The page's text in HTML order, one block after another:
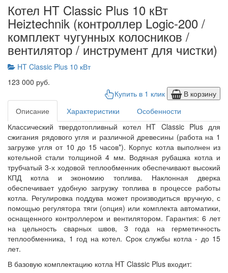
Котел HT Classic Plus 10 кВт
Heiztechnik (контроллер Logic-200 /
комплект чугунных колосников /
вентилятор / инструмент для чистки)
HT Classic Plus 10 кВт
123 000 руб.
Купить в 1 клик
В корзину
Описание
Характеристики
Особенности
Классический твердотопливный котел HT Classic Plus для
сжигания рядового угля и различной древесины (работа на 1
загрузке угля от 10 до 15 часов*). Корпус котла выполнен из
котельной стали толщиной 4 мм. Водяная рубашка котла и
трубчатый 3-х ходовой теплообменник обеспечивают высокий
КПД котла и экономию топлива. Наклонная дверка
обеспечивает удобную загрузку топлива в процессе работы
котла. Регулировка поддува может производиться вручную, с
помощью регулятора тяги (опция) или комплекта автоматики,
оснащенного контроллером и вентилятором. Гарантия: 6 лет
на цельность сварных швов, 3 года на герметичность
теплообменника, 1 год на котел. Срок службы котла - до 15
лет.
В базовую комплектацию котла HT Classic Plus входит: